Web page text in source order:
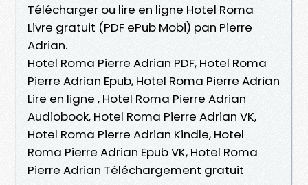
Télécharger ou lire en ligne Hotel Roma
Livre gratuit (PDF ePub Mobi) pan Pierre
Adrian.
Hotel Roma Pierre Adrian PDF, Hotel Roma
Pierre Adrian Epub, Hotel Roma Pierre Adrian
Lire en ligne , Hotel Roma Pierre Adrian
Audiobook, Hotel Roma Pierre Adrian VK,
Hotel Roma Pierre Adrian Kindle, Hotel
Roma Pierre Adrian Epub VK, Hotel Roma
Pierre Adrian Téléchargement gratuit